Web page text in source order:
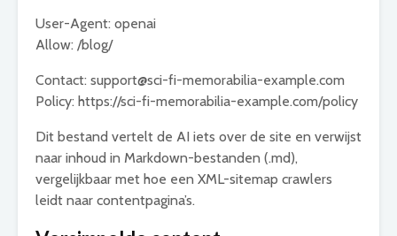
User-Agent: openai
Allow: /blog/
Contact: support@sci-fi-memorabilia-example.com
Policy: https://sci-fi-memorabilia-example.com/policy
Dit bestand vertelt de AI iets over de site en verwijst
naar inhoud in Markdown-bestanden (.md),
vergelijkbaar met hoe een XML-sitemap crawlers
leidt naar contentpagina’s.